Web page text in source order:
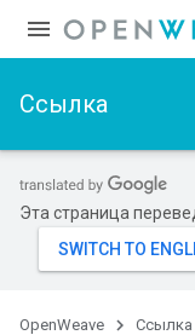
Ссылка
Эта страница
OpenWeave Ссылка